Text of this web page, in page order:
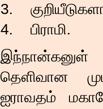
3.
4. பிராமி.
இந்நான்கனுள்
தெளிவான
ஐராவதம்